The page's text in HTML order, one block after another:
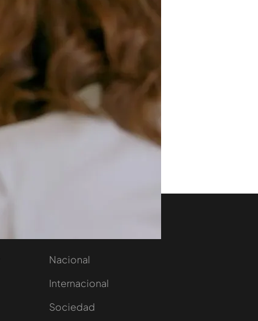
Nacional
Internacional
Sociedad